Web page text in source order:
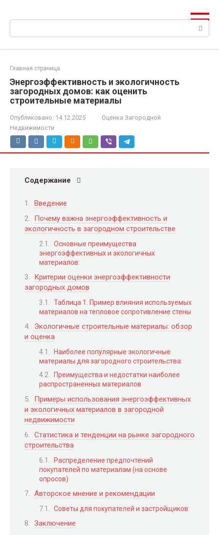
Поиск:
Главная страница
Энергоэффективность и экологичность
загородных домов: как оценить
строительные материалы
Опубликовано: 14.12.2025
Оценка Загородной
Недвижимости
Содержание
Введение
Почему важна энергоэффективность и
экологичность в загородном строительстве
Основные преимущества
энергоэффективных и экологичных
материалов:
Критерии оценки энергоэффективности
загородных домов
Таблица 1. Пример влияния используемых
материалов на тепловое сопротивление стены
Экологичные строительные материалы: обзор
и оценка
Наиболее популярные экологичные
материалы для загородного строительства:
Преимущества и недостатки наиболее
распространенных материалов
Примеры использования энергоэффективных
и экологичных материалов в загородной
недвижимости
Статистика и тенденции на рынке загородного
строительства
Распределение предпочтений
покупателей по материалам (на основе
опросов)
Авторское мнение и рекомендации
Советы для покупателей и застройщиков:
Заключение